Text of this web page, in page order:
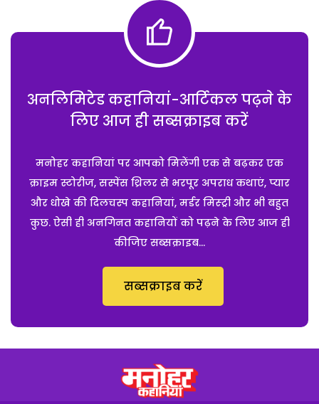
अनलिमिटेड कहानियां-आर्टिकल पढ़ने के
लिए आज ही सब्सक्राइब करें
मनोहर कहानियां पर आपको मिलेंगी एक से बढ़कर एक
क्राइम स्टोरीज, सस्पेंस थ्रिलर से भरपूर अपराध कथाएं, प्यार
और धोखे की दिलचस्प कहानियां, मर्डर मिस्ट्री और भी बहुत
कुछ. ऐसी ही अनगिनत कहानियों को पढ़ने के लिए आज ही
कीजिए सब्सक्राइब...
सब्सक्राइब करें